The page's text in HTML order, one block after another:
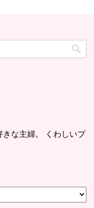
な主婦。 くわしいプ